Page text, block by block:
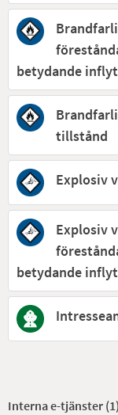
betydande
tillstånd
Explosiv
Explosiv
betydande
Interna e-tjänster (1)